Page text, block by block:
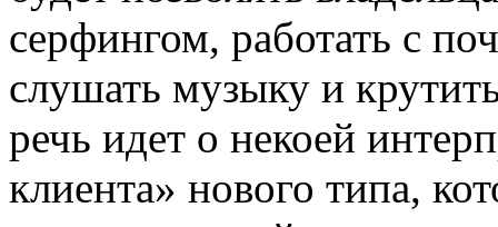
серфингом, работать с
слушать музыку и
речь идет о некоей
клиента» нового типа,